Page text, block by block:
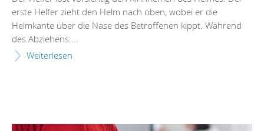
erste Helfer zieht den Helm nach oben, wobei er die
Helmkante über die Nase des Betroffenen kippt. Während
des Abziehens ...
Weiterlesen